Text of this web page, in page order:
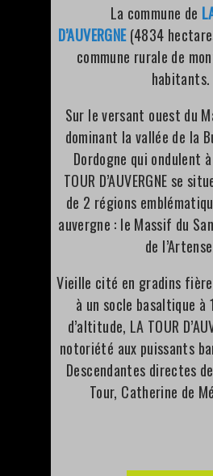
La commune de
D’AUVERGNE(4834
commune rurale de
habitants.
Sur le versant ouest du
dominant la vallée de la
Dordogne qui ondulent
TOUR D’AUVERGNE se
de 2 régions
auvergne : le Massif du
de l’Artense.
Vieille cité en gradins
à un socle basaltique à
d’altitude, LA TOUR
notoriété aux puissants
Descendantes directes
Tour, Catherine de